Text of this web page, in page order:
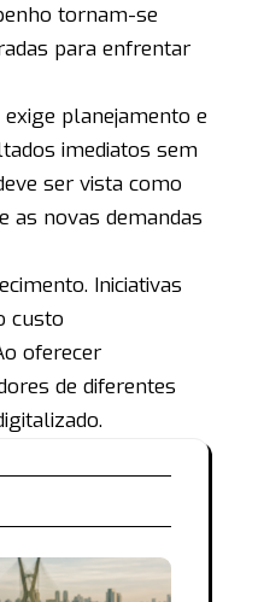
tornam-se
para enfrentar
planejamento e
imediatos sem
ser vista como
as novas demandas
Iniciativas
custo
oferecer
de diferentes